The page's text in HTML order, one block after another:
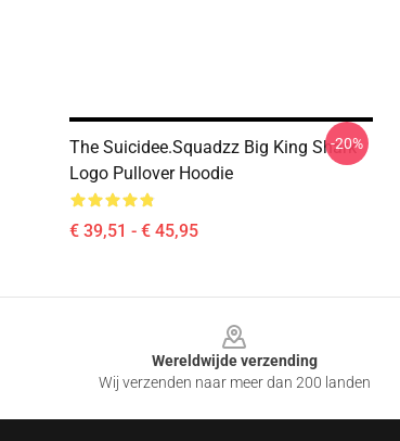
The Suicidee.Squadzz Big King Shark
Logo Pullover Hoodie
€ 39,51 - € 45,95
-20%
Wereldwijde verzending
Wij verzenden naar meer dan 200 landen